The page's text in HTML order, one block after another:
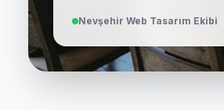
Nevşehir Web Tasarım Ekibi